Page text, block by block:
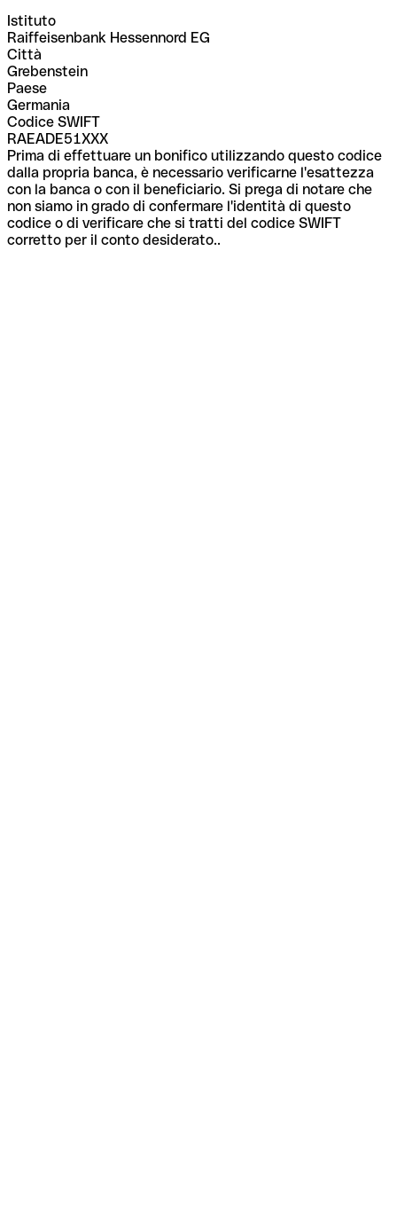
Istituto
Raiffeisenbank Hessennord EG
Città
Grebenstein
Paese
Germania
Codice SWIFT
RAEADE51XXX
Prima di effettuare un bonifico utilizzando questo codice
dalla propria banca, è necessario verificarne l'esattezza
con la banca o con il beneficiario. Si prega di notare che
non siamo in grado di confermare l'identità di questo
codice o di verificare che si tratti del codice SWIFT
corretto per il conto desiderato..